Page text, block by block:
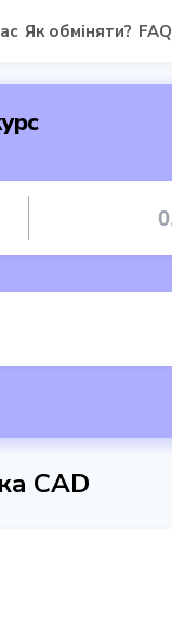
Як обміняти? FAQ
CAD